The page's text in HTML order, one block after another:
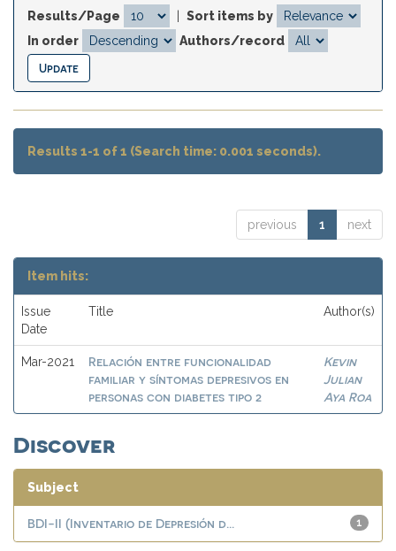
Results/Page
Sort items by
In order
Authors/record
Results 1-1 of 1 (Search time: 0.001 seconds).
previous 1 next
Item hits:
Issue
Date
Title Author(s)
Mar-2021
Relación entre funcionalidad
familiar y síntomas depresivos en
personas con diabetes tipo 2
Kevin
Julian
Aya Roa
Discover
Subject
1
BDI-II (Inventario de Depresión d...